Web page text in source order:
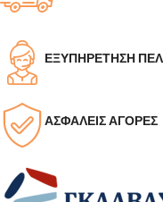
ΕΞΥΠΗΡΕΤΗΣΗ
ΑΣΦΑΛΕΙΣ ΑΓΟΡΕΣ